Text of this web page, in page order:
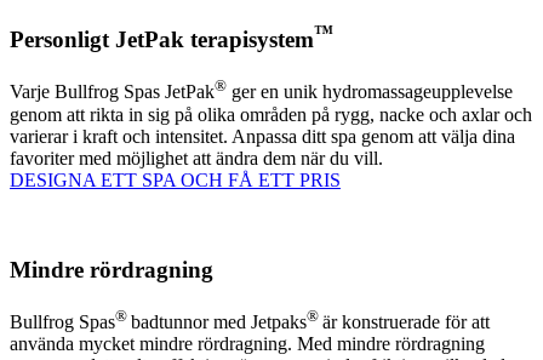
Personligt JetPak terapisystem™
Varje Bullfrog Spas JetPak® ger en unik hydromassageupplevelse
genom att rikta in sig på olika områden på rygg, nacke och axlar och
varierar i kraft och intensitet. Anpassa ditt spa genom att välja dina
favoriter med möjlighet att ändra dem när du vill.
DESIGNA ETT SPA OCH FÅ ETT PRIS
Mindre rördragning
Bullfrog Spas® badtunnor med Jetpaks® är konstruerade för att
använda mycket mindre rördragning. Med mindre rördragning